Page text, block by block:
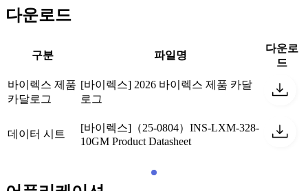
다운로드
구분 파일명
다운로
드
바이렉스 제품
카달로그
[바이렉스] 2026 바이렉스 제품 카달
로그
데이터 시트
[바이렉스]（25-0804）INS-LXM-328-
10GM Product Datasheet